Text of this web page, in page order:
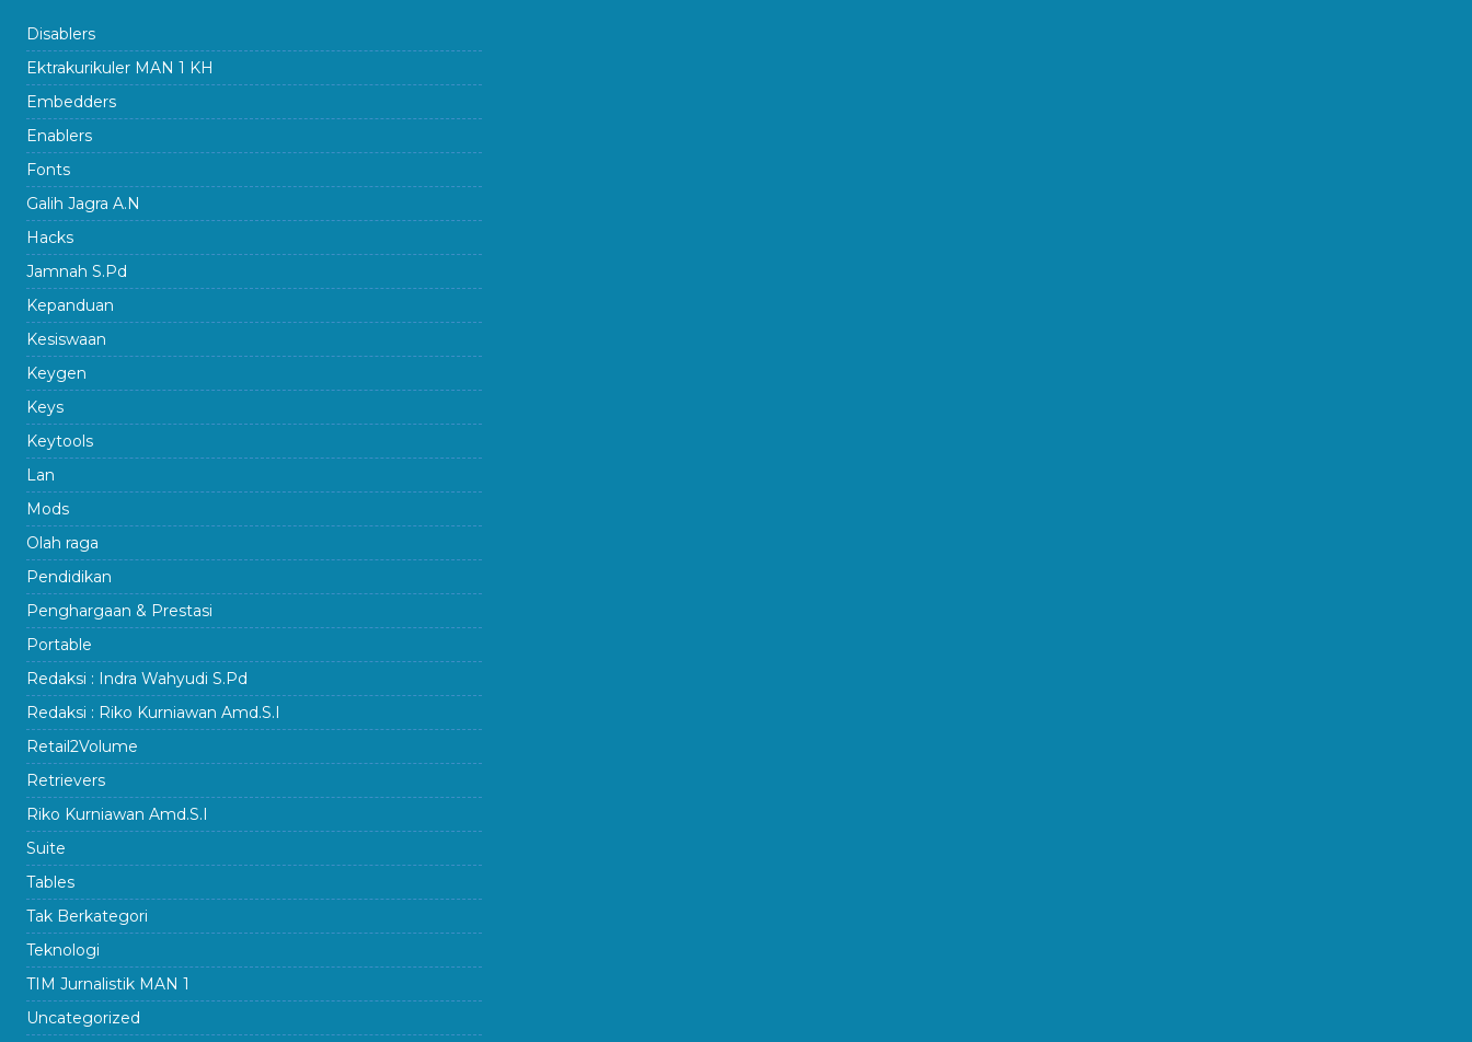
Disablers
Ektrakurikuler MAN 1 KH
Embedders
Enablers
Fonts
Galih Jagra A.N
Hacks
Jamnah S.Pd
Kepanduan
Kesiswaan
Keygen
Keys
Keytools
Lan
Mods
Olah raga
Pendidikan
Penghargaan & Prestasi
Portable
Redaksi : Indra Wahyudi S.Pd
Redaksi : Riko Kurniawan Amd.S.I
Retail2Volume
Retrievers
Riko Kurniawan Amd.S.I
Suite
Tables
Tak Berkategori
Teknologi
TIM Jurnalistik MAN 1
Uncategorized